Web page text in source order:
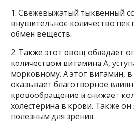
1. Свежевыжатый тыквенный
внушительное количество
обмен веществ.
2. Также этот овощ обладает
количеством витамина А,
морковному. А этот витамин,
оказывает благотворное
кровообращение и снижает
холестерина в крови. Также он
полезным для зрения.